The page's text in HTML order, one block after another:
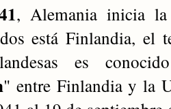
, Alemania inicia
está Finlandia, el
es
" entre Finlandia y la